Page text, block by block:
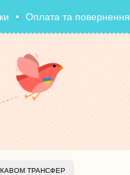
Оплата та повернення
ТРАНСФЕР